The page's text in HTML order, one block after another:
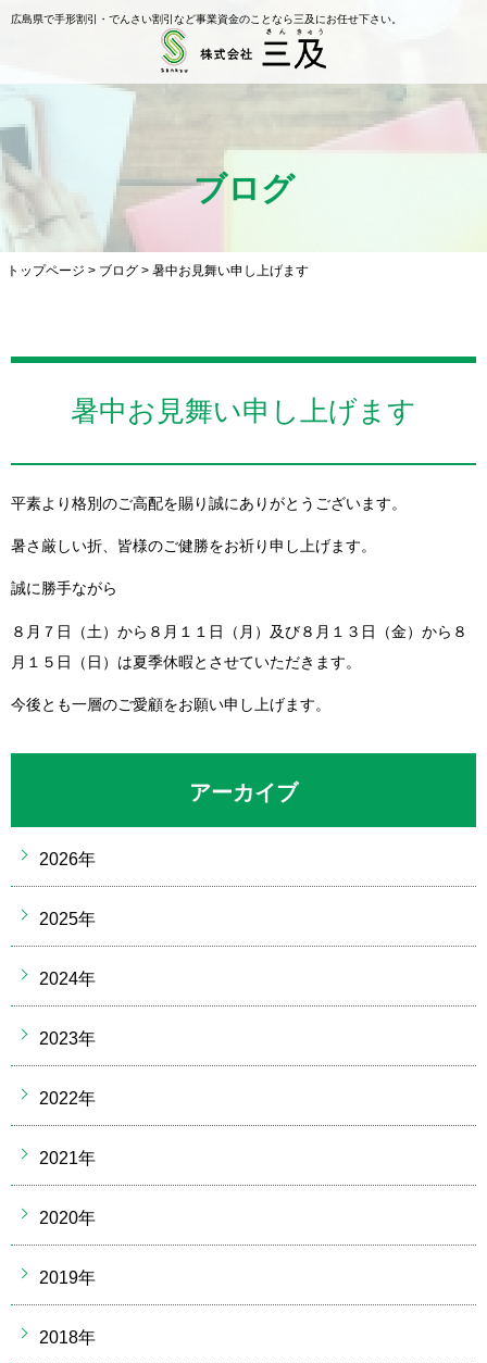
広島県で手形割引・でんさい割引など事業資金のことなら三及にお任せ下さい。
ブログ
トップページ > ブログ > 暑中お見舞い申し上げます
暑中お見舞い申し上げます
平素より格別のご高配を賜り誠にありがとうございます。
暑さ厳しい折、皆様のご健勝をお祈り申し上げます。
誠に勝手ながら
８月７日（土）から８月１１日（月）及び８月１３日（金）から８
月１５日（日）は夏季休暇とさせていただきます。
今後とも一層のご愛顧をお願い申し上げます。
アーカイブ
2026年
2025年
2024年
2023年
2022年
2021年
2020年
2019年
2018年